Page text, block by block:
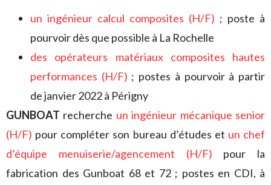
un ingénieur calcul composites (H/F) ; poste à
pourvoir dès que possible à La Rochelle
des opérateurs matériaux composites hautes
performances (H/F) ; postes à pourvoir à partir
de janvier 2022 à Périgny
GUNBOAT recherche un ingénieur mécanique senior
(H/F) pour compléter son bureau d’études et un chef
d’équipe menuiserie/agencement (H/F) pour la
fabrication des Gunboat 68 et 72 ; postes en CDI, à